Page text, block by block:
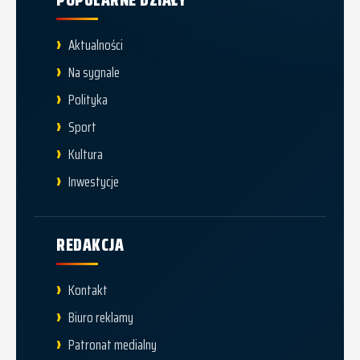
Aktualności
Na sygnale
Polityka
Sport
Kultura
Inwestycje
REDAKCJA
Kontakt
Biuro reklamy
Patronat medialny